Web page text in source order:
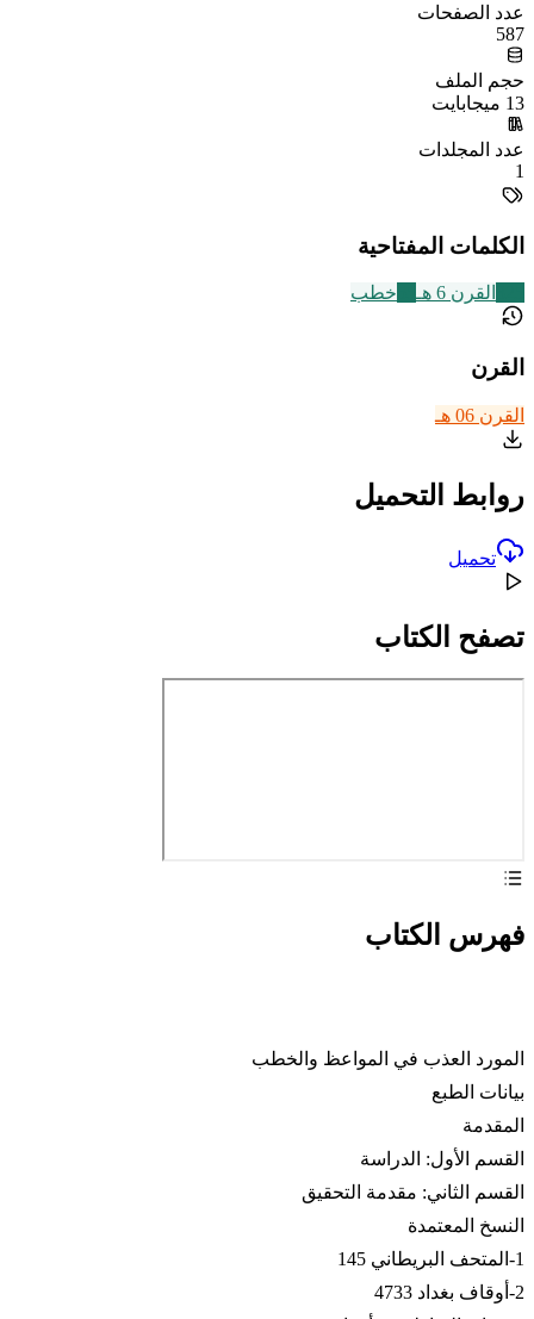
عدد الصفحات
587
حجم الملف
13 ميجابايت
عدد المجلدات
1
الكلمات المفتاحية
القرن 6 هـ خطب
القرن
القرن 06 هـ
روابط التحميل
تحميل
تصفح الكتاب
فهرس الكتاب
المورد العذب في المواعظ والخطب
بيانات الطبع
المقدمة
القسم الأول: الدراسة
القسم الثاني: مقدمة التحقيق
النسخ المعتمدة
1-المتحف البريطاني 145
2-أوقاف بغداد 4733